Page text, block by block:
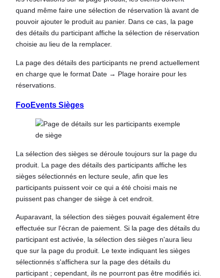
quand même faire une sélection de réservation là avant de
pouvoir ajouter le produit au panier. Dans ce cas, la page
des détails du participant affiche la sélection de réservation
choisie au lieu de la remplacer.
La page des détails des participants ne prend actuellement
en charge que le format Date → Plage horaire pour les
réservations.
FooEvents Sièges
La sélection des sièges se déroule toujours sur la page du
produit. La page des détails des participants affiche les
sièges sélectionnés en lecture seule, afin que les
participants puissent voir ce qui a été choisi mais ne
puissent pas changer de siège à cet endroit.
Auparavant, la sélection des sièges pouvait également être
effectuée sur l'écran de paiement. Si la page des détails du
participant est activée, la sélection des sièges n'aura lieu
que sur la page du produit. Le texte indiquant les sièges
sélectionnés s'affichera sur la page des détails du
participant ; cependant, ils ne pourront pas être modifiés ici.